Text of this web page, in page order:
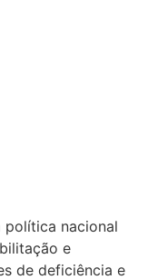
política nacional
e
de deficiência e